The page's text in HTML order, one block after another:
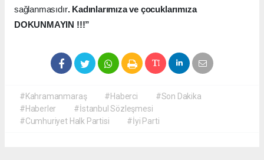
sağlanmasıdır. Kadınlarımıza ve çocuklarımıza
DOKUNMAYIN !!!”
#Kahramanmaraş #Haberci
#Son Dakika
#Haberler
#İstanbul Sözleşmesi
#Cumhuriyet Halk Partisi
#İyi Parti